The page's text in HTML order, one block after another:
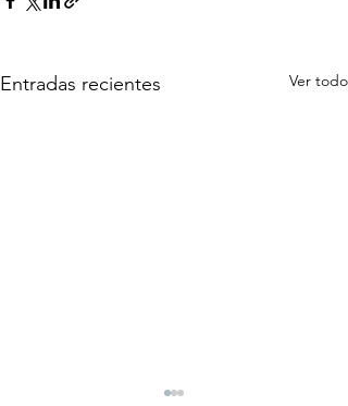
Entradas recientes Ver todo